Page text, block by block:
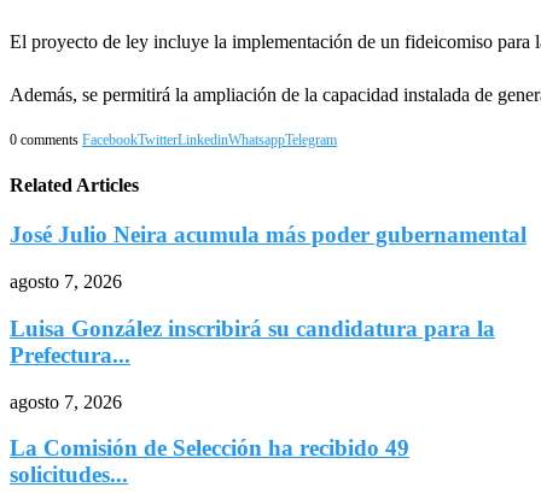
El proyecto de ley incluye la implementación de un fideicomiso para
Además, se permitirá la ampliación de la capacidad instalada de
0 comments FacebookTwitterLinkedinWhatsappTelegram
Related Articles
José Julio Neira acumula más poder gubernamental
agosto 7, 2026
Luisa González inscribirá su candidatura para la
Prefectura...
agosto 7, 2026
La Comisión de Selección ha recibido 49
solicitudes...